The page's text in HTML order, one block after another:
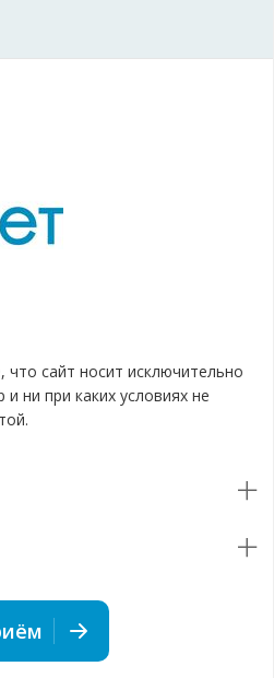
сайт носит исключительно
ни при каких условиях не